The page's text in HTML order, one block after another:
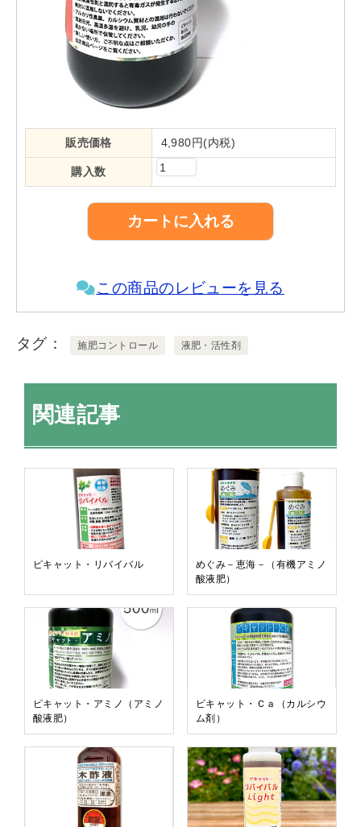
販売価格 4,980円(内税)
購入数
この商品のレビューを見る
タグ 施肥コントロール 液肥・活性剤
関連記事
ピキャット・リバイバル
めぐみ－恵海－（有機アミノ
酸液肥）
ピキャット・アミノ（アミノ
酸液肥）
ピキャット・Ｃａ（カルシウ
ム剤）